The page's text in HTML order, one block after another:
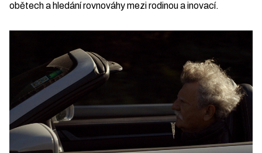
obětech a hledání rovnováhy mezi rodinou a inovací.